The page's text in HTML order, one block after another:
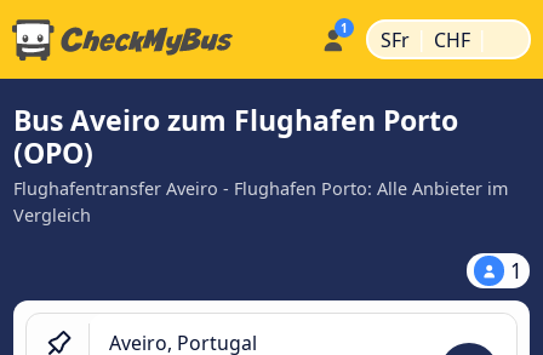
SFr | CHF |
Bus Aveiro zum Flughafen Porto
(OPO)
Flughafentransfer Aveiro - Flughafen Porto: Alle Anbieter im
Vergleich
1